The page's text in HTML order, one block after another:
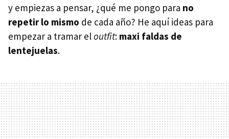
y empiezas a pensar, ¿qué me pongo para no
repetir lo mismo de cada año? He aquí ideas para
empezar a tramar eloutfit: maxi faldas de
lentejuelas.